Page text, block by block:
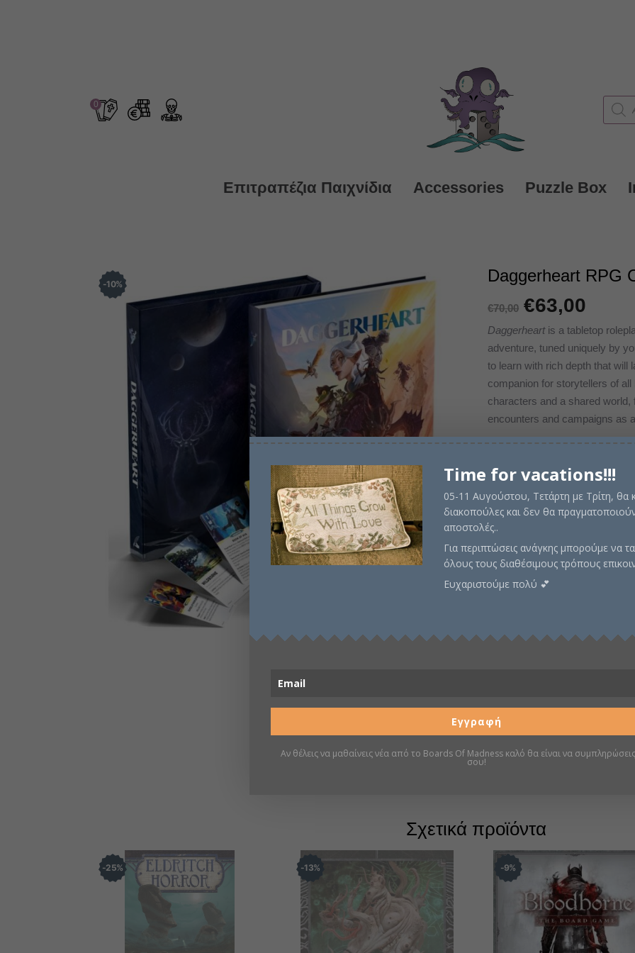
0
search
Επιτραπέζια Παιχνίδια Accessories Puzzle Box
10% Daggerheart RPG
€70,00 Original
price
was:
€70,00.
€63,00
τιμή
είναι:
Daggerheartis a tabletop
adventure, tuned uniquely by
to learn with rich depth that will
companion for storytellers of
characters and a shared
encounters and campaigns as
Σε απόθεμα
Προσθήκη στο καλάθι
Φαντασίας
Σχετικά προϊόντα
25% 13% 9%
Time for vacations!!!
05-11 Αυγούστου, Τετάρτη με Τρίτη, θα
διακοπούλες και δεν θα
αποστολές..
Για περιπτώσεις ανάγκης μπορούμε να
όλους τους διαθέσιμους τρόπους
Ευχαριστούμε πολύ 💕
Εγγραφή
Αν θέλεις να μαθαίνεις νέα από το Boards Of Madness καλό θα είναι να
σου!